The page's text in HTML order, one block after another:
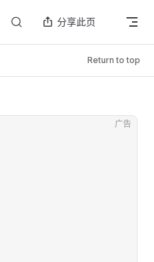
分享此页
Return to top
广告